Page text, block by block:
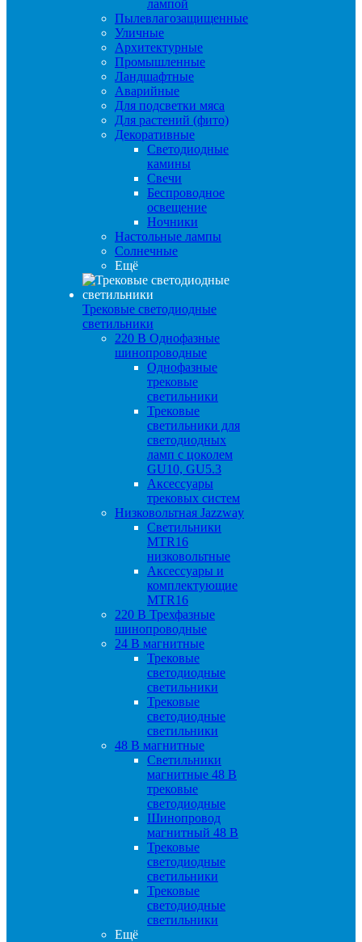
лампой
Пылевлагозащищенные
Уличные
Архитектурные
Промышленные
Ландшафтные
Аварийные
Для подсветки мяса
Для растений (фито)
Декоративные
Светодиодные
камины
Свечи
Беспроводное
освещение
Ночники
Настольные лампы
Солнечные
Ещё
Трековые светодиодные
светильники
220 B Однофазные
шинопроводные
Однофазные
трековые
светильники
Трековые
светильники для
светодиодных
ламп с цоколем
GU10, GU5.3
Аксессуары
трековых систем
Низковольтная Jazzway
Светильники
MTR16
низковольтные
Аксессуары и
комплектующие
MTR16
220 B Трехфазные
шинопроводные
24 B магнитные
Трековые
светодиодные
светильники
Трековые
светодиодные
светильники
48 B магнитные
Светильники
магнитные 48 В
трековые
светодиодные
Шинопровод
магнитный 48 В
Трековые
светодиодные
светильники
Трековые
светодиодные
светильники
Ещё